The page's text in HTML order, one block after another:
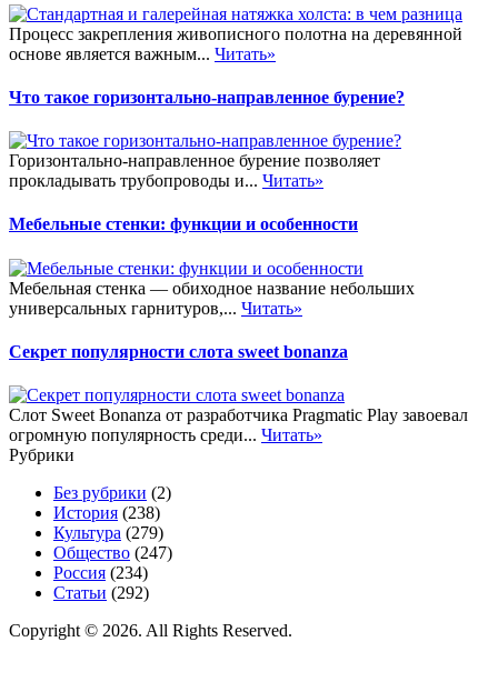
Процесс закрепления живописного полотна на деревянной
основе является важным... Читать»
Что такое горизонтально-направленное бурение?
Горизонтально-направленное бурение позволяет
прокладывать трубопроводы и... Читать»
Мебельные стенки: функции и особенности
Мебельная стенка — обиходное название небольших
универсальных гарнитуров,... Читать»
Секрет популярности слота sweet bonanza
Слот Sweet Bonanza от разработчика Pragmatic Play завоевал
огромную популярность среди... Читать»
Рубрики
Без рубрики (2)
История (238)
Культура (279)
Общество (247)
Россия (234)
Статьи (292)
Copyright © 2026. All Rights Reserved.